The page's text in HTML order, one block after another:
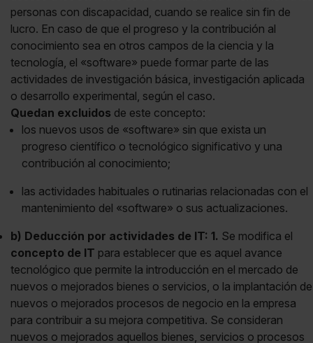
personas con discapacidad, cuando se realice sin fin de
lucro. En caso de que el progreso y la contribución al
conocimiento sea en otros campos de la ciencia y la
tecnología, el «software» puede formar parte de las
actividades de investigación básica, investigación aplicada
o desarrollo experimental, según el caso.
Quedan excluidos de este concepto:
los nuevos usos de «software» sin que exista un
progreso científico o tecnológico significativo y una
contribución al conocimiento;
las actividades habituales o rutinarias relacionadas con el
mantenimiento del «software» o sus actualizaciones.
b) Deducción por actividades de IT: 1. Se modifica el
concepto de IT para establecer que es aquel avance
tecnológico que permite la introducción en el mercado de
nuevos o mejorados bienes o servicios, o la implantación de
nuevos o mejorados procesos de negocio en la empresa
para contribuir a su mejora competitiva. Se consideran
nuevos o mejorados aquellos bienes, servicios o procesos